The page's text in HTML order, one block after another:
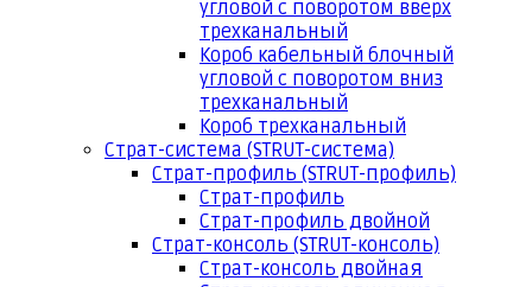
угловой с поворотом вверх
трехканальный
Короб кабельный блочный
угловой с поворотом вниз
трехканальный
Короб трехканальный
Страт-система (STRUT-система)
Страт-профиль (STRUT-профиль)
Страт-профиль
Страт-профиль двойной
Страт-консоль (STRUT-консоль)
Страт-консоль двойная